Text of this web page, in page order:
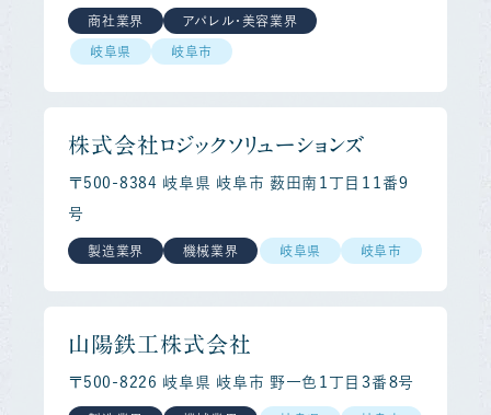
商社業界 アパレル・美容業界
岐阜県 岐阜市
株式会社ロジックソリューションズ
〒500-8384 岐阜県 岐阜市 薮田南１丁目１１番９
号
製造業界 機械業界 岐阜県 岐阜市
山陽鉄工株式会社
〒500-8226 岐阜県 岐阜市 野一色１丁目３番８号